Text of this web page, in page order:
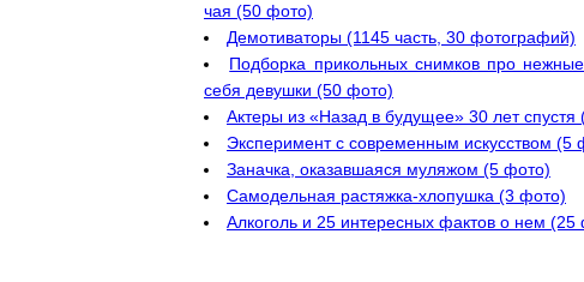
чая (50 фото)
Демотиваторы (1145 часть, 30 фотографий)
Подборка прикольных снимков про
себя девушки (50 фото)
Актеры из «Назад в будущее» 30 лет спустя
Эксперимент с современным искусством (5
Заначка, оказавшаяся муляжом (5 фото)
Самодельная растяжка-хлопушка (3 фото)
Алкоголь и 25 интересных фактов о нем (25